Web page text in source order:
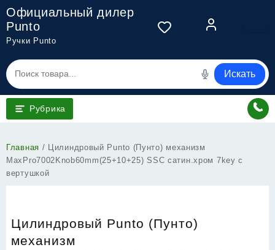
Перейти
содержимому
Официальный дилер
Punto
Ручки Punto
Искать
Рубрика
Главная / Цилиндровый Punto (Пунто) механизм
MaxPro7002Knob60mm(25+10+25) SSC сатин.хром 7key с
вертушкой
Цилиндровый Punto (Пунто)
механизм